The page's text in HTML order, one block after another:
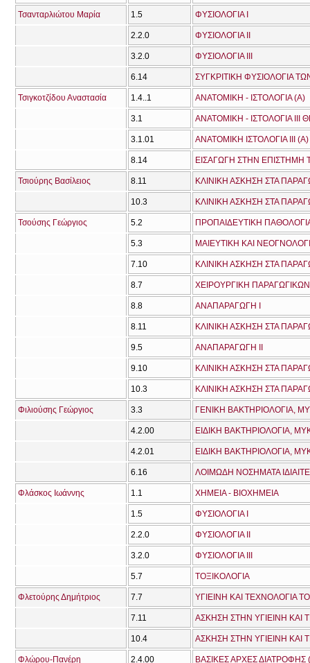
Τσανταρλιώτου Μαρία 1.5 ΦΥΣΙΟΛΟΓΙΑ Ι
2.2.0 ΦΥΣΙΟΛΟΓΙΑ ΙΙ
3.2.0 ΦΥΣΙΟΛΟΓΙΑ ΙΙΙ
6.14 ΣΥΓΚΡΙΤΙΚΗ ΦΥΣΙΟΛΟΓΙΑ
Τσιγκοτζίδου Αναστασία 1.4..1 ΑΝΑΤΟΜΙΚΗ - ΙΣΤΟΛΟΓΙΑ (Α)
3.1 ΑΝΑΤΟΜΙΚΗ - ΙΣΤΟΛΟΓΙΑ ΙΙΙ
3.1.01 ΑΝΑΤΟΜΙΚΗ ΙΣΤΟΛΟΓΙΑ ΙΙΙ (A)
8.14 ΕΙΣΑΓΩΓΗ ΣΤΗΝ ΕΠΙΣΤΗΜΗ
Τσιούρης Βασίλειος 8.11 ΚΛΙΝΙΚΗ ΑΣΚΗΣΗ ΣΤΑ
10.3 ΚΛΙΝΙΚΗ ΑΣΚΗΣΗ ΣΤΑ
Τσούσης Γεώργιος 5.2 ΠΡΟΠΑΙΔΕΥΤΙΚΗ
5.3 ΜΑΙΕΥΤΙΚΗ ΚΑΙ
7.10 ΚΛΙΝΙΚΗ ΑΣΚΗΣΗ ΣΤΑ
8.7 ΧΕΙΡΟΥΡΓΙΚΗ
8.8 ΑΝΑΠΑΡΑΓΩΓΗ Ι
8.11 ΚΛΙΝΙΚΗ ΑΣΚΗΣΗ ΣΤΑ
9.5 ΑΝΑΠΑΡΑΓΩΓΗ ΙΙ
9.10 ΚΛΙΝΙΚΗ ΑΣΚΗΣΗ ΣΤΑ
10.3 ΚΛΙΝΙΚΗ ΑΣΚΗΣΗ ΣΤΑ
Φιλιούσης Γεώργιος 3.3 ΓΕΝΙΚΗ ΒΑΚΤΗΡΙΟΛΟΓΙΑ,
4.2.00
4.2.01
6.16 ΛΟΙΜΩΔΗ ΝΟΣΗΜΑΤΑ
Φλάσκος Ιωάννης 1.1 ΧΗΜΕΙΑ - ΒΙΟΧΗΜΕΙΑ
1.5 ΦΥΣΙΟΛΟΓΙΑ Ι
2.2.0 ΦΥΣΙΟΛΟΓΙΑ ΙΙ
3.2.0 ΦΥΣΙΟΛΟΓΙΑ ΙΙΙ
5.7 ΤΟΞΙΚΟΛΟΓΙΑ
Φλετούρης Δημήτριος 7.7 ΥΓΙΕΙΝΗ ΚΑΙ ΤΕΧΝΟΛΟΓΙΑ
7.11
10.4 ΑΣΚΗΣΗ ΣΤΗΝ ΥΓΙΕΙΝΗ
Φλώρου-Πανέρη 2.4.00 ΒΑΣΙΚΕΣ ΑΡΧΕΣ ΔΙΑΤΡΟΦΗΣ